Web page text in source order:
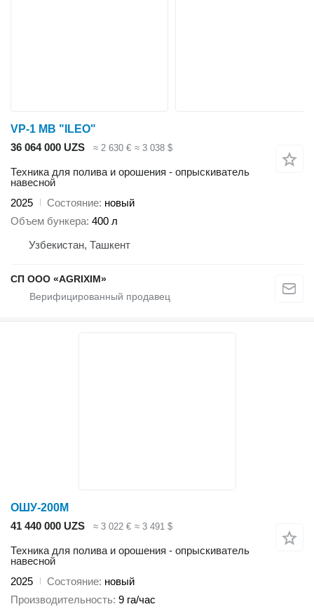
VP-1 MB "ILEO"
36 064 000 UZS
≈ 2 630 € ≈ 3 038 $
Техника для полива и орошения - опрыскиватель
навесной
2025
Состояние новый
Объем бункера 400 л
Узбекистан, Ташкент
CП ООО «AGRIXIM»
ОШУ-200М
41 440 000 UZS
≈ 3 022 € ≈ 3 491 $
Техника для полива и орошения - опрыскиватель
навесной
2025
Состояние новый
Производительность 9 га/час